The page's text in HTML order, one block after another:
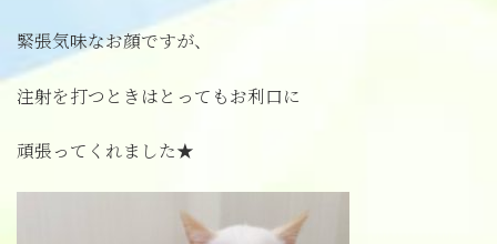
緊張気味なお顔ですが、
注射を打つときはとってもお利口に
頑張ってくれました★